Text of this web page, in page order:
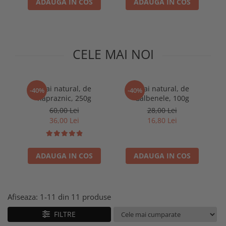
CELE MAI NOI
-40%Ceai natural, de
napraznic, 250g
60,00 Lei
36,00 Lei
ADAUGA IN COS
-40%Ceai natural, de
Galbenele, 100g
28,00 Lei
16,80 Lei
ADAUGA IN COS
Afiseaza: 1-11 din 11 produse
FILTRE